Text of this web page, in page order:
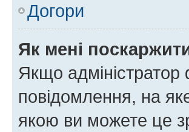
Догори
Як мені
Якщо
повідомлення, на
якою ви можете це